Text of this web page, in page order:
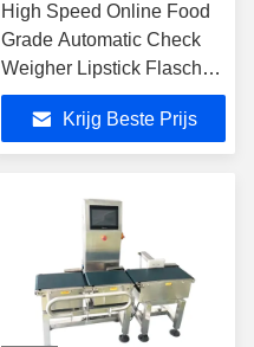
High Speed Online Food
Grade Automatic Check
Weigher Lipstick Flasche
Gewichtstestmachine
Krijg Beste Prijs